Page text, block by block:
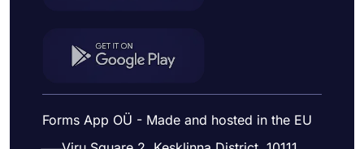
Forms App OÜ - Made and hosted in the EU